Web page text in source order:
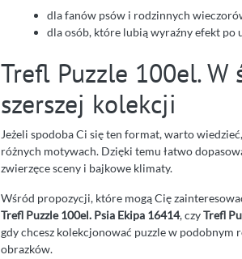
dla fanów psów i rodzinnych
dla osób, które lubią wyraźny efekt po
Trefl Puzzle 100el.
szerszej kolekcji
Jeżeli spodoba Ci się ten format, warto
różnych motywach. Dzięki temu łatwo
zwierzęce sceny i bajkowe klimaty.
Wśród propozycji, które mogą Cię
Trefl Puzzle 100el. Psia Ekipa 16414, czyTrefl
gdy chcesz kolekcjonować puzzle w podobnym
obrazków.